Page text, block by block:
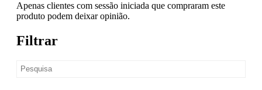
Apenas clientes com sessão iniciada que compraram este
produto podem deixar opinião.
Filtrar